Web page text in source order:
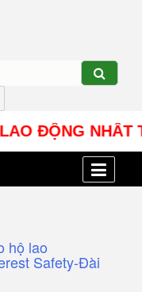
ĐỘNG NHÂT
hộ lao
Safety-Đài